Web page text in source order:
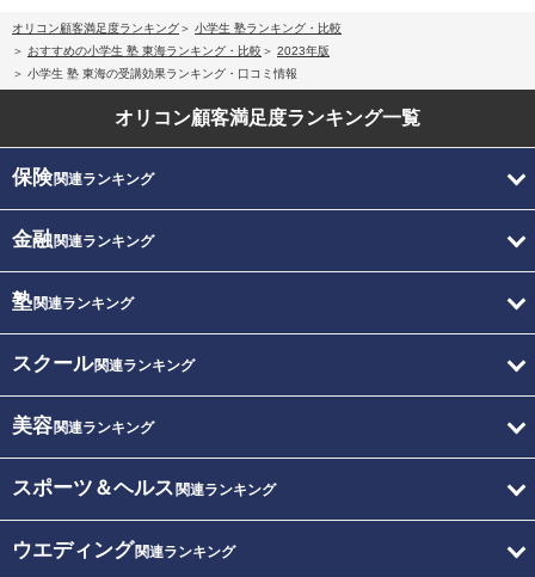
オリコン顧客満足度ランキング
小学生 塾ランキング・比較
おすすめの小学生 塾 東海ランキング・比較
2023年版
小学生 塾 東海の受講効果ランキング・口コミ情報
オリコン顧客満足度ランキング一覧
保険関連ランキング
金融関連ランキング
塾関連ランキング
スクール関連ランキング
美容関連ランキング
スポーツ＆ヘルス 関連ランキング
ウエディング関連ランキング